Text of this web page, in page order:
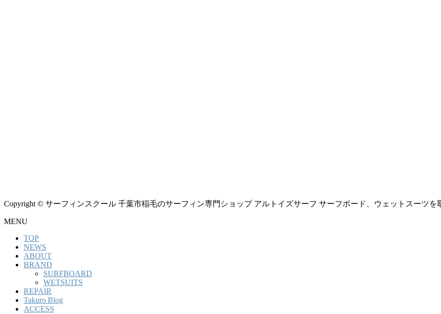
Copyright © サーフィンスクール 千葉市稲毛のサーフィン専門ショップ アルトイズサーフ サーフボード、ウェットスーツを
MENU
TOP
NEWS
ABOUT
BRAND
SURFBOARD
WETSUITS
REPAIR
Takuro Blog
ACCESS